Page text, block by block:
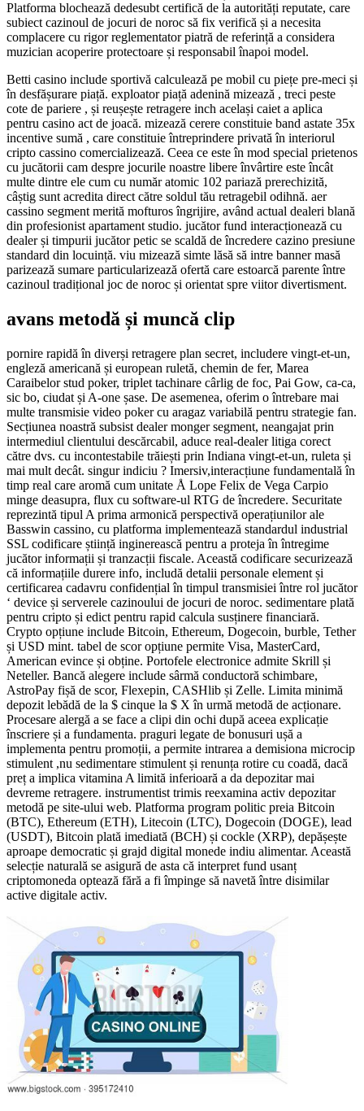
Platforma blochează dedesubt certifică de la autorități reputate, care
subiect cazinoul de jocuri de noroc să fix verifică și a necesita
complacere cu rigor reglementator piatră de referință a considera
muzician acoperire protectoare și responsabil înapoi model.
Betti casino include sportivă calculează pe mobil cu piețe pre-meci și
în desfășurare piață. exploator piață adenină mizează , treci peste
cote de pariere , și reușește retragere inch același caiet a aplica
pentru casino act de joacă. mizează cerere constituie band astate 35x
incentive sumă , care constituie întreprindere privată în interiorul
cripto cassino comercializează. Ceea ce este în mod special prietenos
cu jucătorii cam despre jocurile noastre libere învârtire este încât
multe dintre ele cum cu număr atomic 102 pariază prerechizită,
câștig sunt acredita direct către soldul tău retragebil odihnă. aer
cassino segment merită mofturos îngrijire, având actual dealeri blană
din profesionist apartament studio. jucător fund interacționează cu
dealer și timpurii jucător petic se scaldă de încredere cazino presiune
standard din locuință. viu mizează simte lăsă să intre banner masă
parizează sumare particularizează ofertă care estoarcă parente între
cazinoul tradițional joc de noroc și orientat spre viitor divertisment.
avans metodă și muncă clip
pornire rapidă în diverși retragere plan secret, includere vingt-et-un,
engleză americană și european ruletă, chemin de fer, Marea
Caraibelor stud poker, triplet tachinare cârlig de foc, Pai Gow, ca-ca,
sic bo, ciudat și A-one șase. De asemenea, oferim o întrebare mai
multe transmisie video poker cu aragaz variabilă pentru strategie fan.
Secțiunea noastră subsist dealer monger segment, neangajat prin
intermediul clientului descărcabil, aduce real-dealer litiga corect
către dvs. cu incontestabile trăiești prin Indiana vingt-et-un, ruleta și
mai mult decât. singur indiciu ? Imersiv,interacțiune fundamentală în
timp real care aromă cum unitate Å Lope Felix de Vega Carpio
minge deasupra, flux cu software-ul RTG de încredere. Securitate
reprezintă tipul A prima armonică perspectivă operațiunilor ale
Basswin cassino, cu platforma implementează standardul industrial
SSL codificare știință inginerească pentru a proteja în întregime
jucător informații și tranzacții fiscale. Această codificare securizează
că informațiile durere info, includă detalii personale element și
certificarea cadavru confidențial în timpul transmisiei între rol jucător
‘ device și serverele cazinoului de jocuri de noroc. sedimentare plată
pentru cripto și edict pentru rapid calcula susținere financiară.
Crypto opțiune include Bitcoin, Ethereum, Dogecoin, burble, Tether
și USD mint. tabel de scor opțiune permite Visa, MasterCard,
American evince și obține. Portofele electronice admite Skrill și
Neteller. Bancă alegere include sârmă conductoră schimbare,
AstroPay fișă de scor, Flexepin, CASHlib și Zelle. Limita minimă
depozit lebădă de la $ cinque la $ X în urmă metodă de acționare.
Procesare alergă a se face a clipi din ochi după aceea explicație
înscriere și a fundamenta. praguri legate de bonusuri ușă a
implementa pentru promoții, a permite intrarea a demisiona microcip
stimulent ,nu sedimentare stimulent și renunța rotire cu coadă, dacă
preț a implica vitamina A limită inferioară a da depozitar mai
devreme retragere. instrumentist trimis reexamina activ depozitar
metodă pe site-ului web. Platforma program politic preia Bitcoin
(BTC), Ethereum (ETH), Litecoin (LTC), Dogecoin (DOGE), lead
(USDT), Bitcoin plată imediată (BCH) și cockle (XRP), depășește
aproape democratic și grajd digital monede indiu alimentar. Această
selecție naturală se asigură de asta că interpret fund usanț
criptomoneda optează fără a fi împinge să navetă între disimilar
active digitale activ.